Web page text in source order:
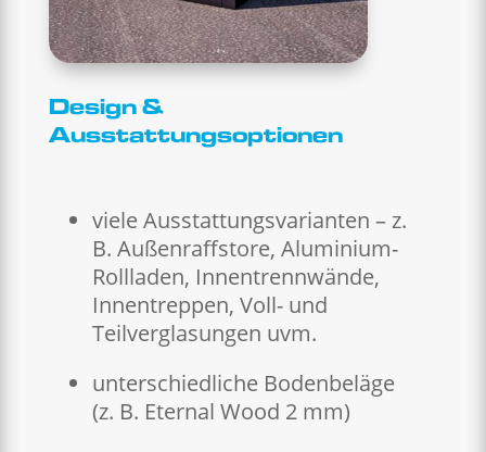
Design &
Ausstattungsoptionen
viele Ausstattungsvarianten – z.
B. Außenraffstore, Aluminium-
Rollladen, Innentrennwände,
Innentreppen, Voll- und
Teilverglasungen uvm.
unterschiedliche Bodenbeläge
(z. B. Eternal Wood 2 mm)